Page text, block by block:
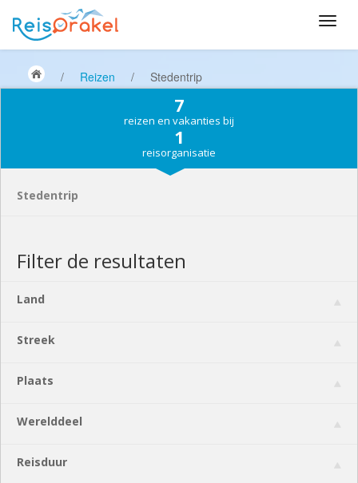
/ Reizen / Stedentrip
7
reizen en vakanties bij
1
reisorganisatie
Stedentrip
Filter de resultaten
Land
Streek
Plaats
Werelddeel
Reisduur